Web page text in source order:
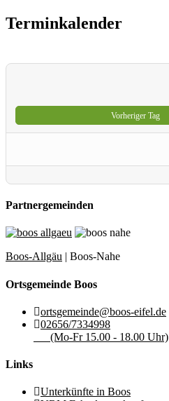
Terminkalender
Vorheriger Tag
Partnergemeinden
Boos-Allgäu | Boos-Nahe
Ortsgemeinde Boos
ortsgemeinde@boos-eifel.de
02656/7334998
(Mo-Fr 15.00 - 18.00 Uhr)
Links
Unterkünfte in Boos